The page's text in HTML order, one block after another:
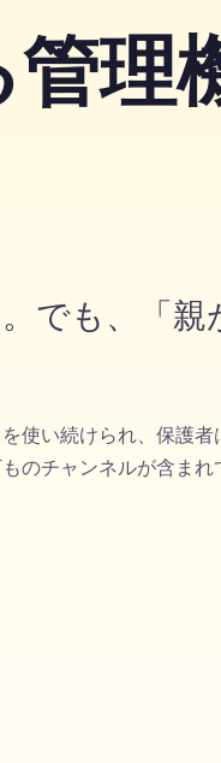
理
でも、「
い続けられ、保護
チャンネルが含ま